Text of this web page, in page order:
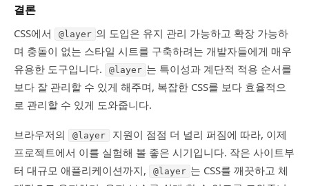
결론
CSS에서 @layer 의 도입은 유지 관리 가능하고 확장 가능하
며 충돌이 없는 스타일 시트를 구축하려는 개발자들에게 매우
유용한 도구입니다.
@layer 는 특이성과 계단적 적용 순서를
보다 잘 관리할 수 있게 해주며, 복잡한 CSS를 보다 효율적으
로 관리할 수 있게 도와줍니다.
브라우저의 @layer
지원이 점점 더 널리 퍼짐에 따라, 이제
프로젝트에서 이를 실험해 볼 좋은 시기입니다. 작은 사이트부
터 대규모 애플리케이션까지,
@layer 는 CSS를 깨끗하고 체